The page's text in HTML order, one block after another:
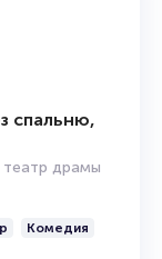
спальню,
драмы